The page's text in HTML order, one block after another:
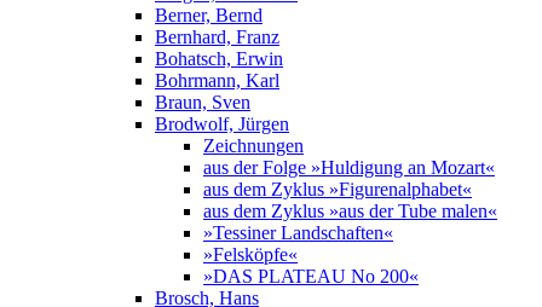
Berner, Bernd
Bernhard, Franz
Bohatsch, Erwin
Bohrmann, Karl
Braun, Sven
Brodwolf, Jürgen
Zeichnungen
aus der Folge »Huldigung an Mozart«
aus dem Zyklus »Figurenalphabet«
aus dem Zyklus »aus der Tube malen«
»Tessiner Landschaften«
»Felsköpfe«
»DAS PLATEAU No 200«
Brosch, Hans